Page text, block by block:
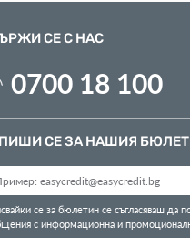
СЕ С НАС
0700 18 100
СЕ ЗА НАШИЯ
се за бюлетин се съгласяваш да
с информационна и